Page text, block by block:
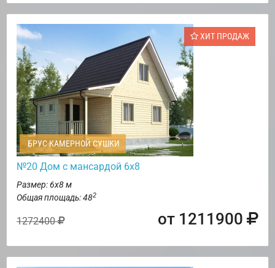
ХИТ ПРОДАЖ
БРУС КАМЕРНОЙ СУШКИ
№20 Дом с мансардой 6х8
Размер: 6х8 м
Общая площадь: 482
1272400 от 1211900